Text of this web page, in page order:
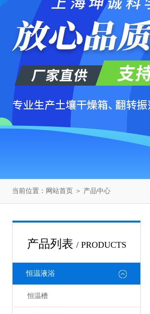
当前位置： 网站首页 ＞ 产品中心
产品列表 / PRODUCTS
恒温液浴
恒温槽